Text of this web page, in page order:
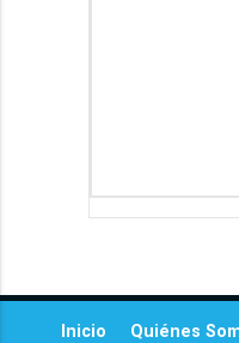
Inicio Quiénes